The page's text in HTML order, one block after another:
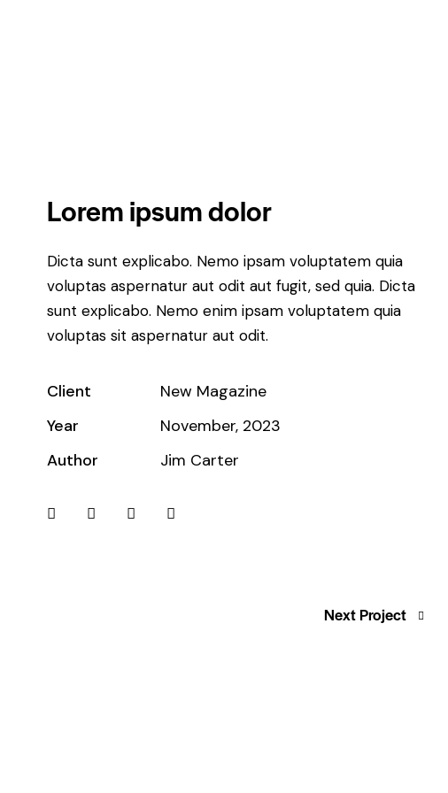
Lorem ipsum dolor
Dicta sunt explicabo. Nemo ipsam voluptatem quia
voluptas aspernatur aut odit aut fugit, sed quia. Dicta
sunt explicabo. Nemo enim ipsam voluptatem quia
voluptas sit aspernatur aut odit.
Client
New Magazine
Year
November, 2023
Author
Jim Carter
Next Project